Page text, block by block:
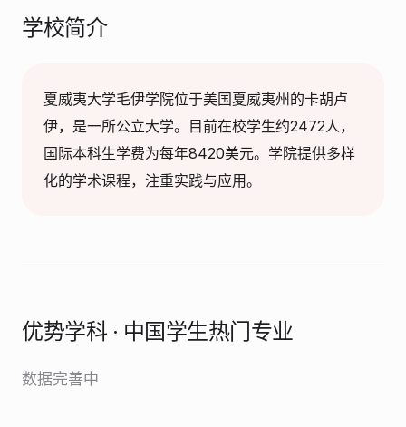
学校简介
夏威夷大学毛伊学院位于美国夏威夷州的卡胡卢
伊，是一所公立大学。目前在校学生约2472人，
国际本科生学费为每年8420美元。学院提供多样
化的学术课程，注重实践与应用。
优势学科 · 中国学生热门专业
数据完善中